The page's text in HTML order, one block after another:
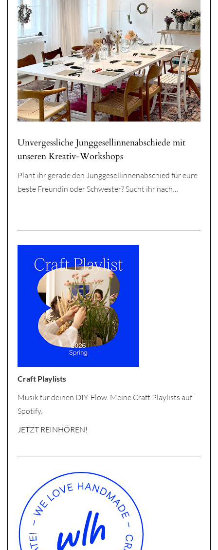
Unvergessliche Junggesellinnenabschiede mit
unseren Kreativ-Workshops
Plant ihr gerade den Junggesellinnenabschied für eure
beste Freundin oder Schwester? Sucht ihr nach…
Craft Playlists
Musik für deinen DIY-Flow. Meine Craft Playlists auf
Spotify.
JETZT REINHÖREN!